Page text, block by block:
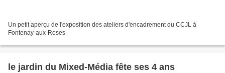
Un petit aperçu de l'exposition des ateliers d'encadrement du CCJL à
Fontenay-aux-Roses
le jardin du Mixed-Média fête ses 4 ans